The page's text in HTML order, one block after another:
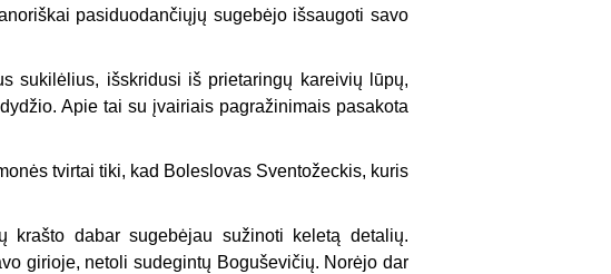
pasiduodančiųjų sugebėjo išsaugoti savo
sukilėlius, išskridusi iš prietaringų kareivių lūpų,
Apie tai su įvairiais pagražinimais pasakota
tvirtai tiki, kad Boleslovas Sventožeckis, kuris
krašto dabar sugebėjau sužinoti keletą detalių.
girioje, netoli sudegintų Boguševičių. Norėjo dar